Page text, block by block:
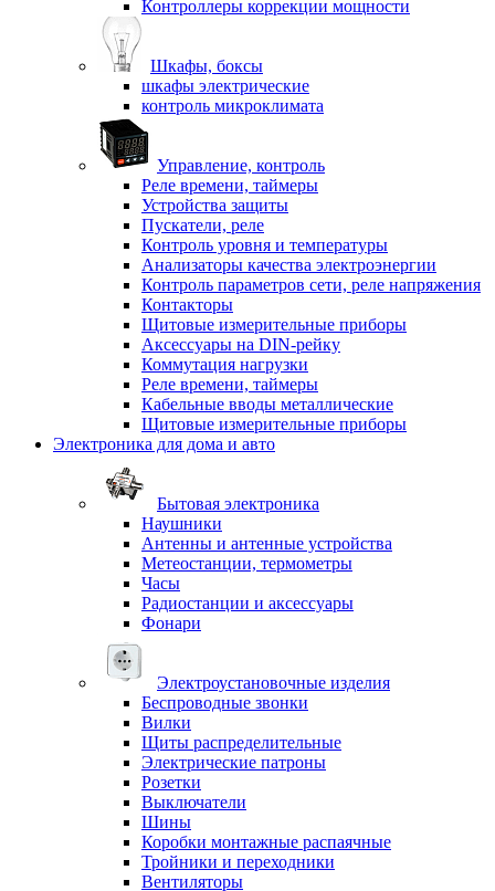
Контроллеры коррекции мощности
Шкафы, боксы
шкафы электрические
контроль микроклимата
Управление, контроль
Реле времени, таймеры
Устройства защиты
Пускатели, реле
Контроль уровня и температуры
Анализаторы качества электроэнергии
Контроль параметров сети, реле напряжения
Контакторы
Щитовые измерительные приборы
Аксессуары на DIN-рейку
Коммутация нагрузки
Реле времени, таймеры
Кабельные вводы металлические
Щитовые измерительные приборы
Электроника для дома и авто
Бытовая электроника
Наушники
Антенны и антенные устройства
Метеостанции, термометры
Часы
Радиостанции и аксессуары
Фонари
Электроустановочные изделия
Беспроводные звонки
Вилки
Щиты распределительные
Электрические патроны
Розетки
Выключатели
Шины
Коробки монтажные распаячные
Тройники и переходники
Вентиляторы